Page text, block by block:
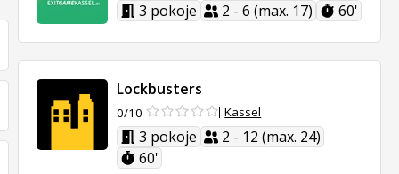
3 pokoje 2 - 6 (max. 17) 60'
Lockbusters
0/10 Kassel
3 pokoje
2 - 12 (max. 24)
60'